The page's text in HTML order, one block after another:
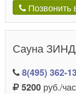
Позвонить
Сауна
8(495) 362-
5200 руб./